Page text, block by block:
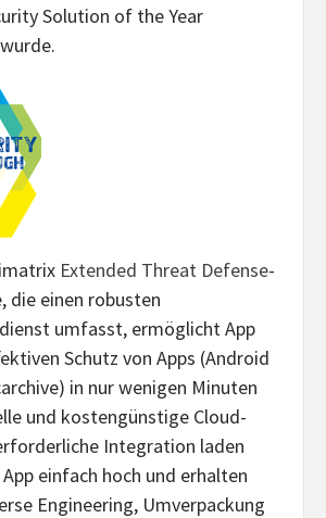
Solution of the Year
Extended Threat Defense-
die einen robusten
umfasst, ermöglicht App
Schutz von Apps (Android
in nur wenigen Minuten
und kostengünstige Cloud-
Integration laden
einfach hoch und erhalten
Engineering, Umverpackung